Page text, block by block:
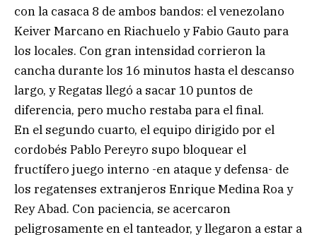
con la casaca 8 de ambos bandos: el venezolano
Keiver Marcano en Riachuelo y Fabio Gauto para
los locales. Con gran intensidad corrieron la
cancha durante los 16 minutos hasta el descanso
largo, y Regatas llegó a sacar 10 puntos de
diferencia, pero mucho restaba para el final.
En el segundo cuarto, el equipo dirigido por el
cordobés Pablo Pereyro supo bloquear el
fructífero juego interno -en ataque y defensa- de
los regatenses extranjeros Enrique Medina Roa y
Rey Abad. Con paciencia, se acercaron
peligrosamente en el tanteador, y llegaron a estar a